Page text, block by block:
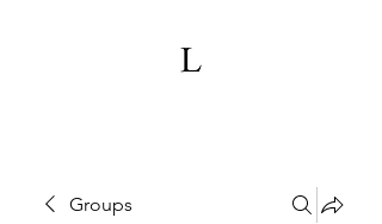
Groups